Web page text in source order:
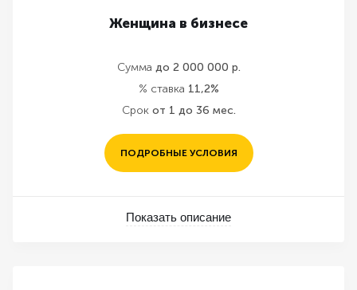
Женщина в бизнесе
Сумма до 2 000 000 р.
% ставка 11,2%
Срок от 1 до 36 мес.
ПОДРОБНЫЕ УСЛОВИЯ
Показать описание